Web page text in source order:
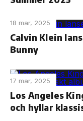
18 mar, 2025
Calvin Klein
Bunny
17 mar, 2025
Los Angeles
och hyllar